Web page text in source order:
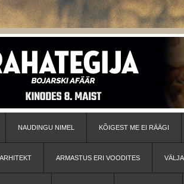
NAUDINGU NIMEL KÕIGEST ME EI RÄÄGI
ARMASTUS ERI VOODITES